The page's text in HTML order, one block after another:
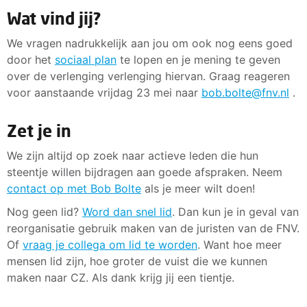
Wat vind jij?
We vragen nadrukkelijk aan jou om ook nog eens goed
door het sociaal plan te lopen en je mening te geven
over de verlenging verlenging hiervan. Graag reageren
voor aanstaande vrijdag 23 mei naar bob.bolte@fnv.nl .
Zet je in
We zijn altijd op zoek naar actieve leden die hun
steentje willen bijdragen aan goede afspraken. Neem
contact op met Bob Bolte als je meer wilt doen!
Nog geen lid? Word dan snel lid. Dan kun je in geval van
reorganisatie gebruik maken van de juristen van de FNV.
Of vraag je collega om lid te worden. Want hoe meer
mensen lid zijn, hoe groter de vuist die we kunnen
maken naar CZ. Als dank krijg jij een tientje.